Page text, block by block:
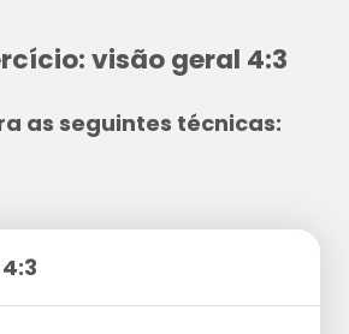
visão geral 4:3
as seguintes técnicas: